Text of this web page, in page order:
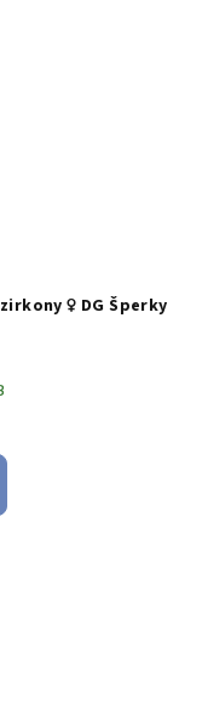
♀️ DG Šperky